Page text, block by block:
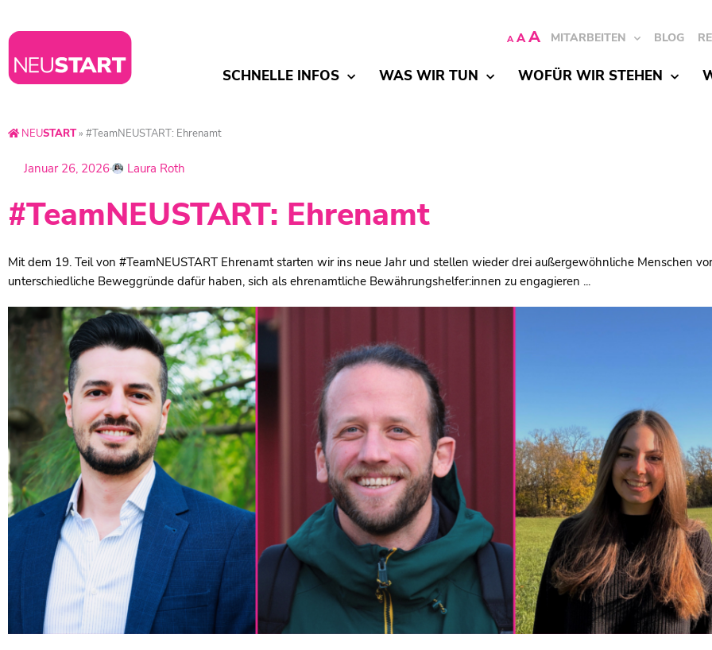
A A A MITARBEITEN BLOG
SCHNELLE INFOS WAS WIR TUN WOFÜR WIR STEHEN
NEUSTART» #TeamNEUSTART: Ehrenamt
Januar 26, 2026 Laura Roth
#TeamNEUSTART: Ehrenamt
Mit dem 19. Teil von #TeamNEUSTART Ehrenamt starten wir ins neue Jahr und stellen wieder drei außergewöhnliche Menschen
unterschiedliche Beweggründe dafür haben, sich als ehrenamtliche Bewährungshelfer:innen zu engagieren ...